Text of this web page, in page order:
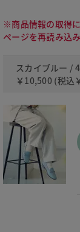
※商品情報の取得に
ページを再読み込
スカイブルー /
￥10,500 (税込